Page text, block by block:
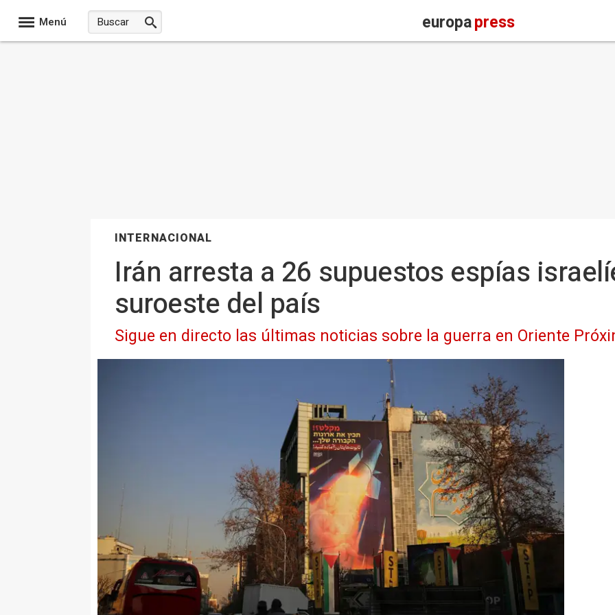
Menú europapress
INTERNACIONAL
Irán arresta a 26 supuestos espías
suroeste del país
Sigue en directo las últimas noticias sobre la guerra en Oriente